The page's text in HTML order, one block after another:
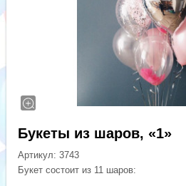
Букеты из шаров, «1»
Артикул:3743
Букет состоит из 11 шаров: